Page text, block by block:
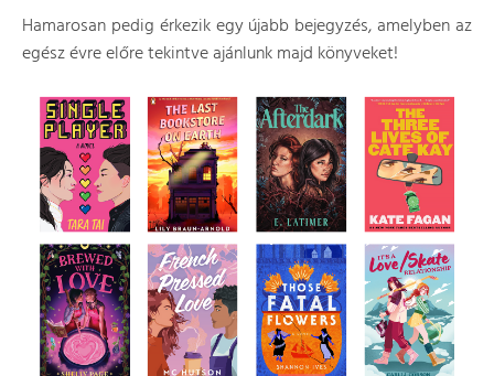
Hamarosan pedig érkezik egy újabb bejegyzés, amelyben az
egész évre előre tekintve ajánlunk majd könyveket!